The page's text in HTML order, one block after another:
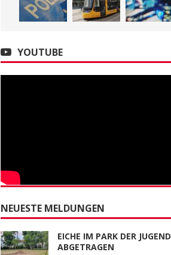
YOUTUBE
NEUESTE MELDUNGEN
EICHE IM PARK DER JUGEND
ABGETRAGEN